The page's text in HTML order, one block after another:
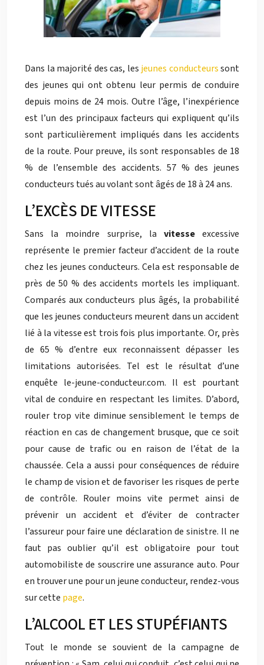
Dans la majorité des cas, les jeunes conducteurssont
des jeunes qui ont obtenu leur permis de conduire
depuis moins de 24 mois. Outre l’âge, l’inexpérience
est l’un des principaux facteurs qui expliquent qu’ils
sont particulièrement impliqués dans les accidents
de la route. Pour preuve, ils sont responsables de 18
% de l’ensemble des accidents. 57 % des jeunes
conducteurs tués au volant sont âgés de 18 à 24 ans.
L’EXCÈS DE VITESSE
Sans la moindre surprise, la vitesseexcessive
représente le premier facteur d’accident de la route
chez les jeunes conducteurs. Cela est responsable de
près de 50 % des accidents mortels les impliquant.
Comparés aux conducteurs plus âgés, la probabilité
que les jeunes conducteurs meurent dans un accident
lié à la vitesse est trois fois plus importante. Or, près
de 65 % d’entre eux reconnaissent dépasser les
limitations autorisées. Tel est le résultat d’une
enquête le-jeune-conducteur.com. Il est pourtant
vital de conduire en respectant les limites. D’abord,
rouler trop vite diminue sensiblement le temps de
réaction en cas de changement brusque, que ce soit
pour cause de trafic ou en raison de l’état de la
chaussée. Cela a aussi pour conséquences de réduire
le champ de vision et de favoriser les risques de perte
de contrôle. Rouler moins vite permet ainsi de
prévenir un accident et d’éviter de contracter
l’assureur pour faire une déclaration de sinistre. Il ne
faut pas oublier qu’il est obligatoire pour tout
automobiliste de souscrire une assurance auto. Pour
en trouver une pour un jeune conducteur, rendez-vous
sur cette page.
L’ALCOOL ET LES STUPÉFIANTS
Tout le monde se souvient de la campagne de